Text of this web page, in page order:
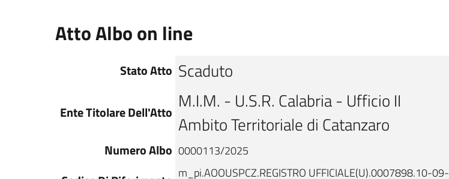
Atto Albo on line
Stato Atto Scaduto
Ente Titolare Dell'Atto M.I.M. - U.S.R. Calabria - Ufficio II
Ambito Territoriale di Catanzaro
Numero Albo 0000113/2025
m_pi.AOOUSPCZ.REGISTRO UFFICIALE(U).0007898.10-09-